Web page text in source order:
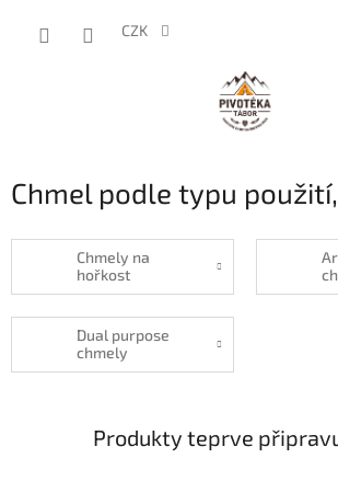
CZK
Chmel podle typu použití
Chmely na
hořkost
Dual purpose
chmely
Produkty teprve